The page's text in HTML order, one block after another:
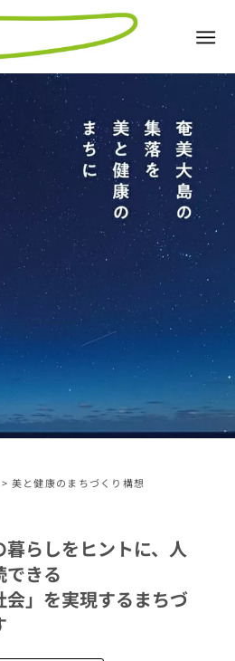
美と健康のまちづくり構想
らしをヒントに、人
できる
会」を実現するまちづ